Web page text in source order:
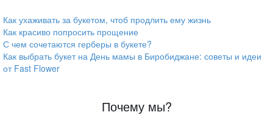
Как ухаживать за букетом, чтоб продлить ему жизнь
Как красиво попросить прощение
С чем сочетаются герберы в букете?
Как выбрать букет на День мамы в Биробиджане: советы и идеи
от Fast Flower
Почему мы?